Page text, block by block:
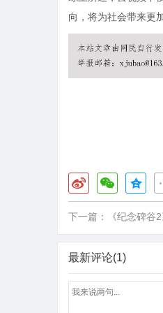
向，将为社会带来更
下一篇： 《纪念碑谷
最新评论(1)